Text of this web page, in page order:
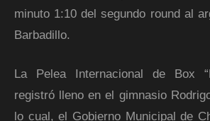
minuto 1:10 del segundo round al
Barbadillo.
La Pelea Internacional de Box
registró lleno en el gimnasio
lo cual, el Gobierno Municipal de